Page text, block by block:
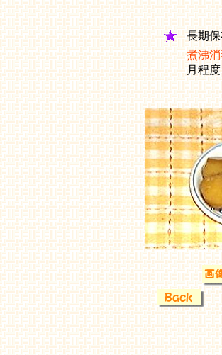
長期
煮沸
月程